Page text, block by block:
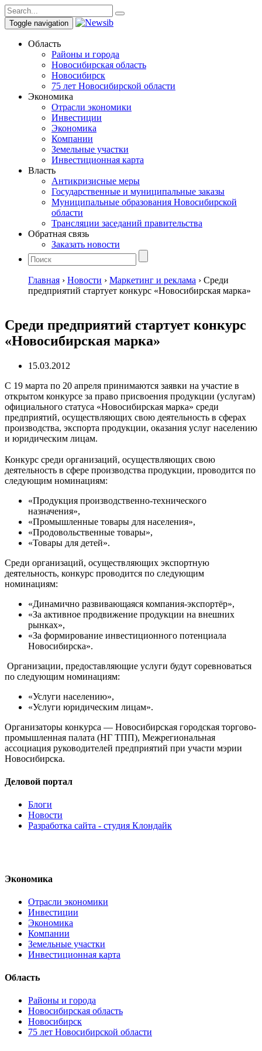
Toggle navigation
Область
Районы и города
Новосибирская область
Новосибирск
75 лет Новосибирской области
Экономика
Отрасли экономики
Инвестиции
Экономика
Компании
Земельные участки
Инвестиционная карта
Власть
Антикризисные меры
Государственные и муниципальные заказы
Муниципальные образования Новосибирской
области
Трансляции заседаний правительства
Обратная связь
Заказать новости
Главная › Новости › Маркетинг и реклама › Среди
предприятий стартует конкурс «Новосибирская марка»
Среди предприятий стартует конкурс
«Новосибирская марка»
15.03.2012
C 19 марта по 20 апреля принимаются заявки на участие в
открытом конкурсе за право присвоения продукции (услугам)
официального статуса «Новосибирская марка» среди
предприятий, осуществляющих свою деятельность в сферах
производства, экспорта продукции, оказания услуг населению
и юридическим лицам.
Конкурс среди организаций, осуществляющих свою
деятельность в сфере производства продукции, проводится по
следующим номинациям:
«Продукция производственно-технического
назначения»,
«Промышленные товары для населения»,
«Продовольственные товары»,
«Товары для детей».
Среди организаций, осуществляющих экспортную
деятельность, конкурс проводится по следующим
номинациям:
«Динамично развивающаяся компания-экспортёр»,
«За активное продвижение продукции на внешних
рынках»,
«За формирование инвестиционного потенциала
Новосибирска».
Организации, предоставляющие услуги будут соревноваться
по следующим номинациям:
«Услуги населению»,
«Услуги юридическим лицам».
Организаторы конкурса — Новосибирская городская торгово-
промышленная палата (НГ ТПП), Межрегиональная
ассоциация руководителей предприятий при участи мэрии
Новосибирска.
Деловой портал
Блоги
Новости
Разработка сайта - студия Клондайк
Экономика
Отрасли экономики
Инвестиции
Экономика
Компании
Земельные участки
Инвестиционная карта
Область
Районы и города
Новосибирская область
Новосибирск
75 лет Новосибирской области